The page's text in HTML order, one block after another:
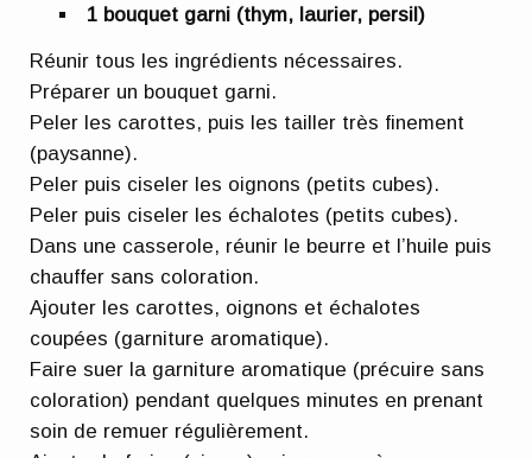
1 bouquet garni (thym, laurier, persil)
Réunir tous les ingrédients nécessaires.
Préparer un bouquet garni.
Peler les carottes, puis les tailler très finement
(paysanne).
Peler puis ciseler les oignons (petits cubes).
Peler puis ciseler les échalotes (petits cubes).
Dans une casserole, réunir le beurre et l’huile puis
chauffer sans coloration.
Ajouter les carottes, oignons et échalotes
coupées (garniture aromatique).
Faire suer la garniture aromatique (précuire sans
coloration) pendant quelques minutes en prenant
soin de remuer régulièrement.